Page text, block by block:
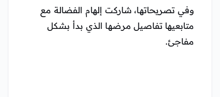
وفي تصريحاتها، شاركت إلهام الفضالة مع
متابعيها تفاصيل مرضها الذي بدأ بشكل
مفاجئ.